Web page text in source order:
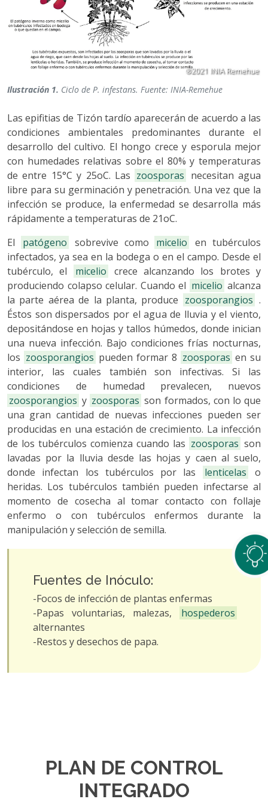
Ilustración 1. Ciclo de P. infestans. Fuente: INIA-Remehue
Las epifitias de Tizón tardío aparecerán de acuerdo a las
condiciones ambientales predominantes durante el
desarrollo del cultivo. El hongo crece y esporula mejor
con humedades relativas sobre el 80% y temperaturas
de entre 15°C y 25oC. Las zoosporas necesitan agua
libre para su germinación y penetración. Una vez que la
infección se produce, la enfermedad se desarrolla más
rápidamente a temperaturas de 21oC.
El
patógeno sobrevive como micelio
en tubérculos
infectados, ya sea en la bodega o en el campo. Desde el
tubérculo, el
micelio
crece alcanzando los brotes y
produciendo colapso celular. Cuando el micelio alcanza
la parte aérea de la planta, produce zoosporangios .
Éstos son dispersados por el agua de lluvia y el viento,
depositándose en hojas y tallos húmedos, donde inician
una nueva infección. Bajo condiciones frías nocturnas,
los zoosporangios pueden formar 8 zoosporas en su
interior, las cuales también son infectivas. Si las
condiciones de humedad prevalecen, nuevos
zoosporangios y zoosporas son formados, con lo que
una gran cantidad de nuevas infecciones pueden ser
producidas en una estación de crecimiento. La infección
de los tubérculos comienza cuando las zoosporas son
lavadas por la lluvia desde las hojas y caen al suelo,
donde infectan los tubérculos por las
lenticelas
o
heridas. Los tubérculos también pueden infectarse al
momento de cosecha al tomar contacto con follaje
enfermo o con tubérculos enfermos durante la
manipulación y selección de semilla.
Fuentes de Inóculo:
-Focos de infección de plantas enfermas
-Papas voluntarias, malezas,
hospederos
alternantes
-Restos y desechos de papa.
PLAN DE CONTROL
INTEGRADO